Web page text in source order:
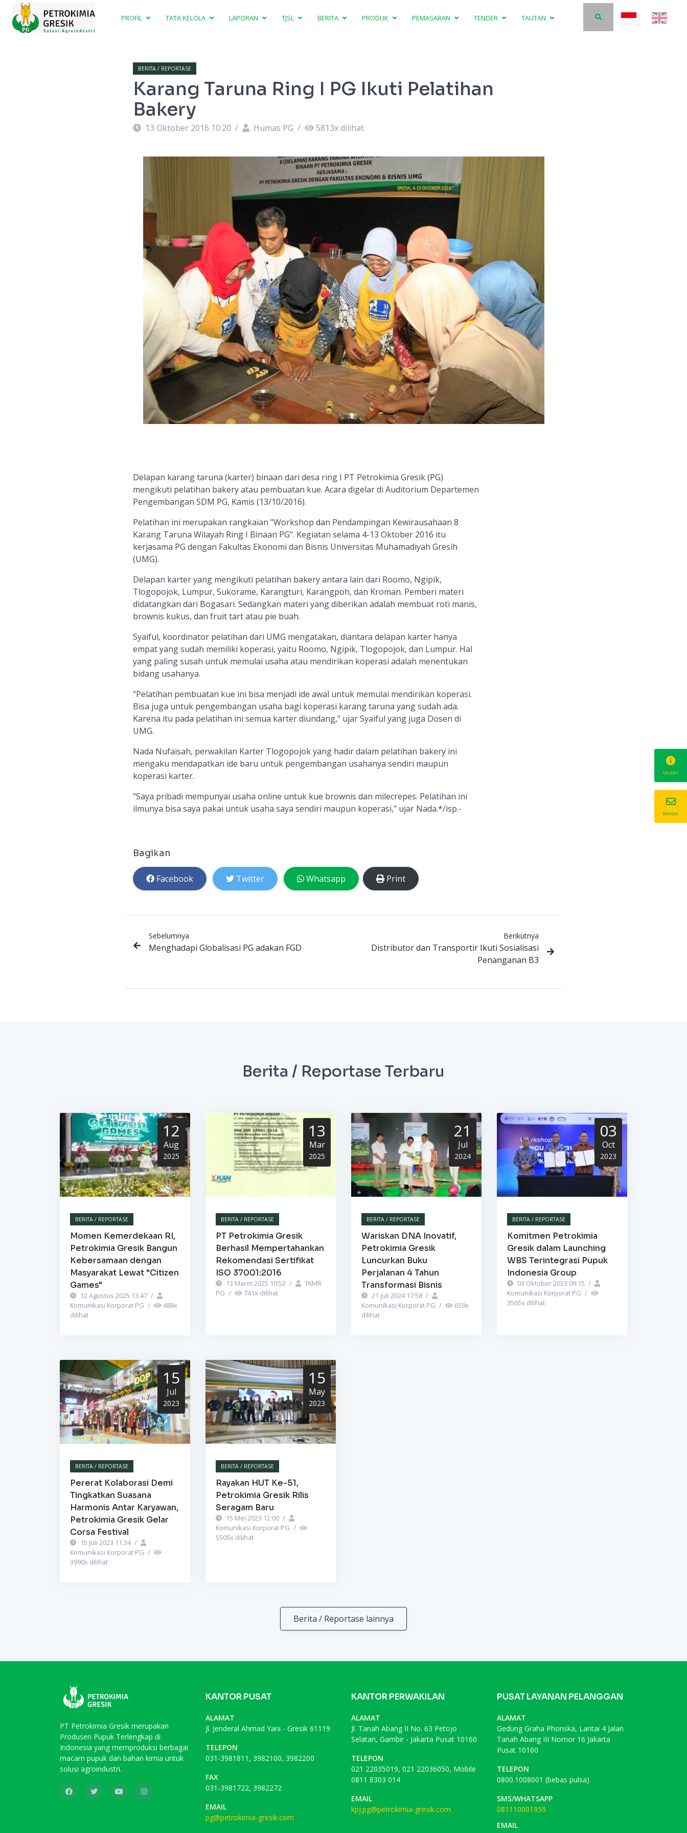
PROFIL TATA KELOLA LAPORAN TJSL BERITA PRODUK PEMASARAN TENDER TAUTAN
BERITA / REPORTASE
Karang Taruna Ring I PG Ikuti Pelatihan
Bakery
13 Oktober 2016 10:20 / Humas PG / 5813x dilihat
Delapan karang taruna (karter) binaan dari desa ring I PT Petrokimia Gresik (PG)
mengikuti pelatihan bakery atau pembuatan kue. Acara digelar di Auditorium Departemen
Pengembangan SDM PG, Kamis (13/10/2016).
Pelatihan ini merupakan rangkaian "Workshop dan Pendampingan Kewirausahaan 8
Karang Taruna Wilayah Ring I Binaan PG". Kegiatan selama 4-13 Oktober 2016 itu
kerjasama PG dengan Fakultas Ekonomi dan Bisnis Universitas Muhamadiyah Gresih
(UMG).
Delapan karter yang mengikuti pelatihan bakery antara lain dari Roomo, Ngipik,
Tlogopojok, Lumpur, Sukorame, Karangturi, Karangpoh, dan Kroman. Pemberi materi
didatangkan dari Bogasari. Sedangkan materi yang diberikan adalah membuat roti manis,
brownis kukus, dan fruit tart atau pie buah.
Syaiful, koordinator pelatihan dari UMG mengatakan, diantara delapan karter hanya
empat yang sudah memiliki koperasi, yaitu Roomo, Ngipik, Tlogopojok, dan Lumpur. Hal
yang paling susah untuk memulai usaha atau mendirikan koperasi adalah menentukan
bidang usahanya.
"Pelatihan pembuatan kue ini bisa menjadi ide awal untuk memulai mendirikan koperasi.
Bisa juga untuk pengembangan usaha bagi koperasi karang taruna yang sudah ada.
Karena itu pada pelatihan ini semua karter diundang," ujar Syaiful yang juga Dosen di
UMG.
Nada Nufaisah, perwakilan Karter Tlogopojok yang hadir dalam pelatihan bakery ini
mengaku mendapatkan ide baru untuk pengembangan usahanya sendiri maupun
koperasi karter.
"Saya pribadi mempunyai usaha online untuk kue brownis dan milecrepes. Pelatihan ini
ilmunya bisa saya pakai untuk usaha saya sendiri maupun koperasi," ujar Nada.*/isp.-
Bagikan
Facebook Twitter Whatsapp Print
Sebelumnya
Menghadapi Globalisasi PG adakan FGD
Berikutnya
Distributor dan Transportir Ikuti Sosialisasi
Penanganan B3
Berita / Reportase Terbaru
12
Aug
2025
BERITA / REPORTASE
Momen Kemerdekaan RI,
Petrokimia Gresik Bangun
Kebersamaan dengan
Masyarakat Lewat "Citizen
Games"
12 Agustus 2025 13:47 /
Komunikasi Korporat PG / 488x
dilihat
13
Mar
2025
BERITA / REPORTASE
PT Petrokimia Gresik
Berhasil Mempertahankan
Rekomendasi Sertifikat
ISO 37001:2016
13 Maret 2025 10:52 /
TKMR
PG / 741x dilihat
21
Jul
2024
BERITA / REPORTASE
Wariskan DNA Inovatif,
Petrokimia Gresik
Luncurkan Buku
Perjalanan 4 Tahun
Transformasi Bisnis
21 Juli 2024 17:58 /
Komunikasi Korporat PG / 659x
dilihat
03
Oct
2023
BERITA / REPORTASE
Komitmen Petrokimia
Gresik dalam Launching
WBS Terintegrasi Pupuk
Indonesia Group
03 Oktober 2023 09:15 /
Komunikasi Korporat PG /
3565x dilihat
15
Jul
2023
BERITA / REPORTASE
Pererat Kolaborasi Demi
Tingkatkan Suasana
Harmonis Antar Karyawan,
Petrokimia Gresik Gelar
Corsa Festival
15 Juli 2023 11:34 /
Komunikasi Korporat PG /
3990x dilihat
15
May
2023
BERITA / REPORTASE
Rayakan HUT Ke-51,
Petrokimia Gresik Rilis
Seragam Baru
15 Mei 2023 12:00 /
Komunikasi Korporat PG /
5505x dilihat
Berita / Reportase lainnya
PT Petrokimia Gresik merupakan
Produsen Pupuk Terlengkap di
Indonesia yang memproduksi berbagai
macam pupuk dan bahan kimia untuk
solusi agroindustri.
KANTOR PUSAT
ALAMAT
Jl. Jenderal Ahmad Yani - Gresik 61119
TELEPON
031-3981811, 3982100, 3982200
FAX
031-3981722, 3982272
EMAIL
pg@petrokimia-gresik.com
KANTOR PERWAKILAN
ALAMAT
Jl. Tanah Abang II No. 63 Petojo
Selatan, Gambir - Jakarta Pusat 10160
TELEPON
021 22035019, 021 22036050, Mobile
0811 8303 014
EMAIL
kpj.pg@petrokimia-gresik.com
PUSAT LAYANAN PELANGGAN
ALAMAT
Gedung Graha Phonska, Lantai 4 Jalan
Tanah Abang III Nomor 16 Jakarta
Pusat 10160
TELEPON
0800.1008001 (bebas pulsa)
SMS/WHATSAPP
081110001959
EMAIL
tautan
kontak